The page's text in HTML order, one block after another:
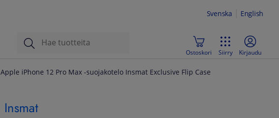
Svenska English
Ostoskori Siirry Kirjaudu
Apple iPhone 12 Pro Max -suojakotelo Insmat Exclusive Flip Case
Insmat